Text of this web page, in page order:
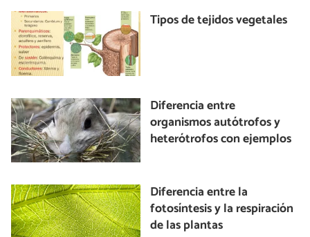
Tipos de tejidos vegetales
Diferencia entre
organismos autótrofos y
heterótrofos con ejemplos
Diferencia entre la
fotosíntesis y la respiración
de las plantas